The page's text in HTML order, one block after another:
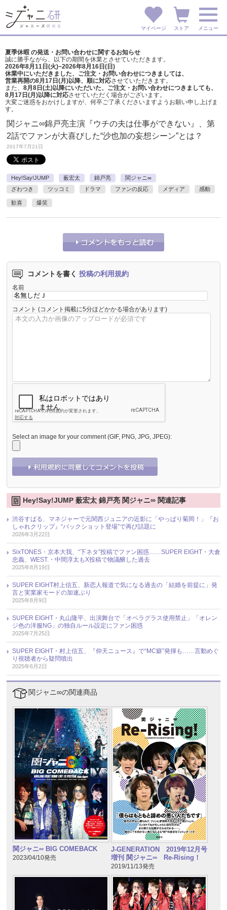
マイページ ストア メニュー
夏季休暇 の発送・お問い合わせに関するお知らせ
誠に勝手ながら、以下の期間を休業とさせていただきます。
2026年8月11日(火)~2026年8月16日(日)
休業中にいただきました、ご注文・お問い合わせにつきましては、
営業再開の8月17日(月)以降、順に対応させていただきます。
また、 8月8日(土)以降にいただいた、ご注文・ お問い合わせにつきましても、
8月17日(月)以降に対応させていただく場合がございます。
大変ご迷惑をおかけしますが、 何卒ご了承くださいますようお願い申し上げま
す。
関ジャニ∞錦戸亮主演『ウチの夫は仕事ができない』、第
2話でファンが大喜びした“沙也加の妄想シーン”とは？
2017年7月21日
Hey!Say!JUMP 薮宏太 錦戸亮
関ジャニ∞
ざわつき
ツッコミ ドラマ ファンの反応 メディア 感動
歓喜 爆笑
コメントを書く 投稿の利用規約
名前
コメント (コメント掲載に5分ほどかかる場合があります)
Select an image for your comment (GIF, PNG, JPG, JPEG):
Hey!Say!JUMP 薮宏太 錦戸亮 関ジャニ∞ 関連記事
渋谷すばる、マネジャーで元関西ジュニアの近影に「やっぱり菊岡！」『お
しゃれクリップ』“バックショット登場”で再び話題に
2026年3月22日
SixTONES・京本大我、“下ネタ”投稿でファン困惑……SUPER EIGHT・大倉
忠義、WEST.・中間淳太もX投稿で物議醸した過去
2025年8月19日
SUPER EIGHT村上信五、新恋人報道で気になる過去の「結婚を前提に」発
言と実業家モードの加速ぶり
2025年8月9日
SUPER EIGHT・丸山隆平、出演舞台で「オペラグラス使用禁止」「オレン
ジ色の洋服NG」の独自ルール設定にファン困惑
2025年7月25日
SUPER EIGHT・村上信五、『仰天ニュース』で“MC癖”発揮も……言動めぐ
り視聴者から疑問噴出
2025年6月2日
関ジャニ∞の関連商品
関ジャニ∞ BIG COMEBACK
2023/04/10発売
J-GENERATION 2019年12月号
増刊 関ジャニ∞ Re-Rising！
2019/11/13発売